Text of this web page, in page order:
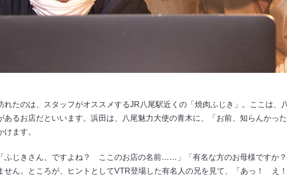
れたのは、スタッフがオススメするJR八尾駅近くの「焼肉ふじき」。ここは、
あるお店だといいます。浜田は、八尾魅力大使の青木に、「お前、知らんかっ
けます。
ふじきさん、ですよね？ ここのお店の名前……」「有名な方のお母様ですか
せん。ところが、ヒントとしてVTR登場した有名人の兄を見て、「あっ！ え